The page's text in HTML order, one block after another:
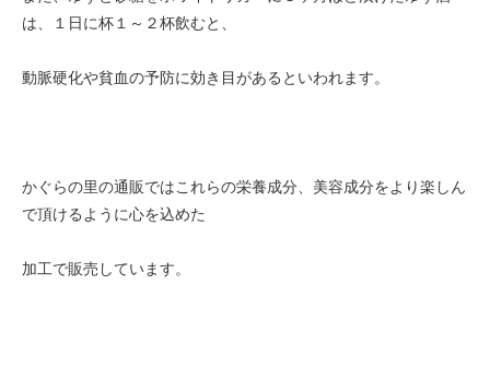
は、１日に杯１～２杯飲むと、
動脈硬化や貧血の予防に効き目があるといわれます。
かぐらの里の通販ではこれらの栄養成分、美容成分をより楽しん
で頂けるように心を込めた
加工で販売しています。